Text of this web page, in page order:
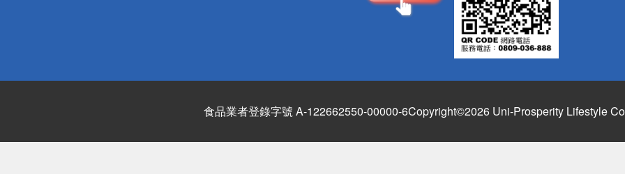
食品業者登錄字號 A-122662550-00000-6Copyright©2026 Uni-Prosperity Lifestyle